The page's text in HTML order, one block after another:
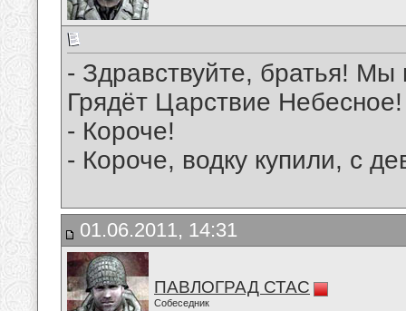
- Здравствуйте, братья!
Грядёт Царствие Небесное!
- Короче!
- Короче, водку купили, с
01.06.2011, 14:31
ПАВЛОГРАД СТАС
Собеседник